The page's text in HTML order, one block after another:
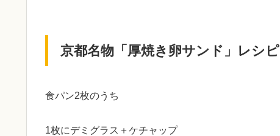
京都名物「厚焼き卵サンド」レシピ
食パン2枚のうち
1枚にデミグラス＋ケチャップ